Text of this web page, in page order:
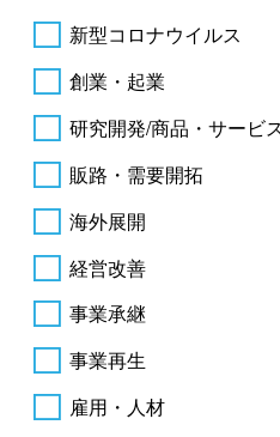
新型コロナウイルス
創業・起業
研究開発/商品・サービ
販路・需要開拓
海外展開
経営改善
事業承継
事業再生
雇用・人材